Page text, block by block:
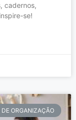
cadernos,
se!
DE ORGANIZAÇÃO